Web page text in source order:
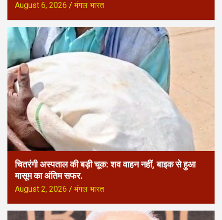
August 6, 2026 मंगल भारत
चितरंगी अस्पताल की बड़ी चूक: शव वाहन नहीं, बाइक से हुआ
मासूम का अंतिम सफर.
August 2, 2026 मंगल भारत